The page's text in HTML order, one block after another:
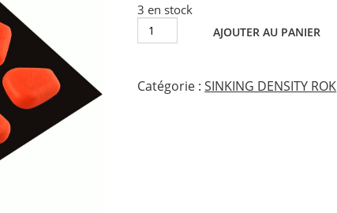
3 en stock
quantité
de
medium
corn
AJOUTER AU PANIER
Catégorie :SINKING DENSITY ROK